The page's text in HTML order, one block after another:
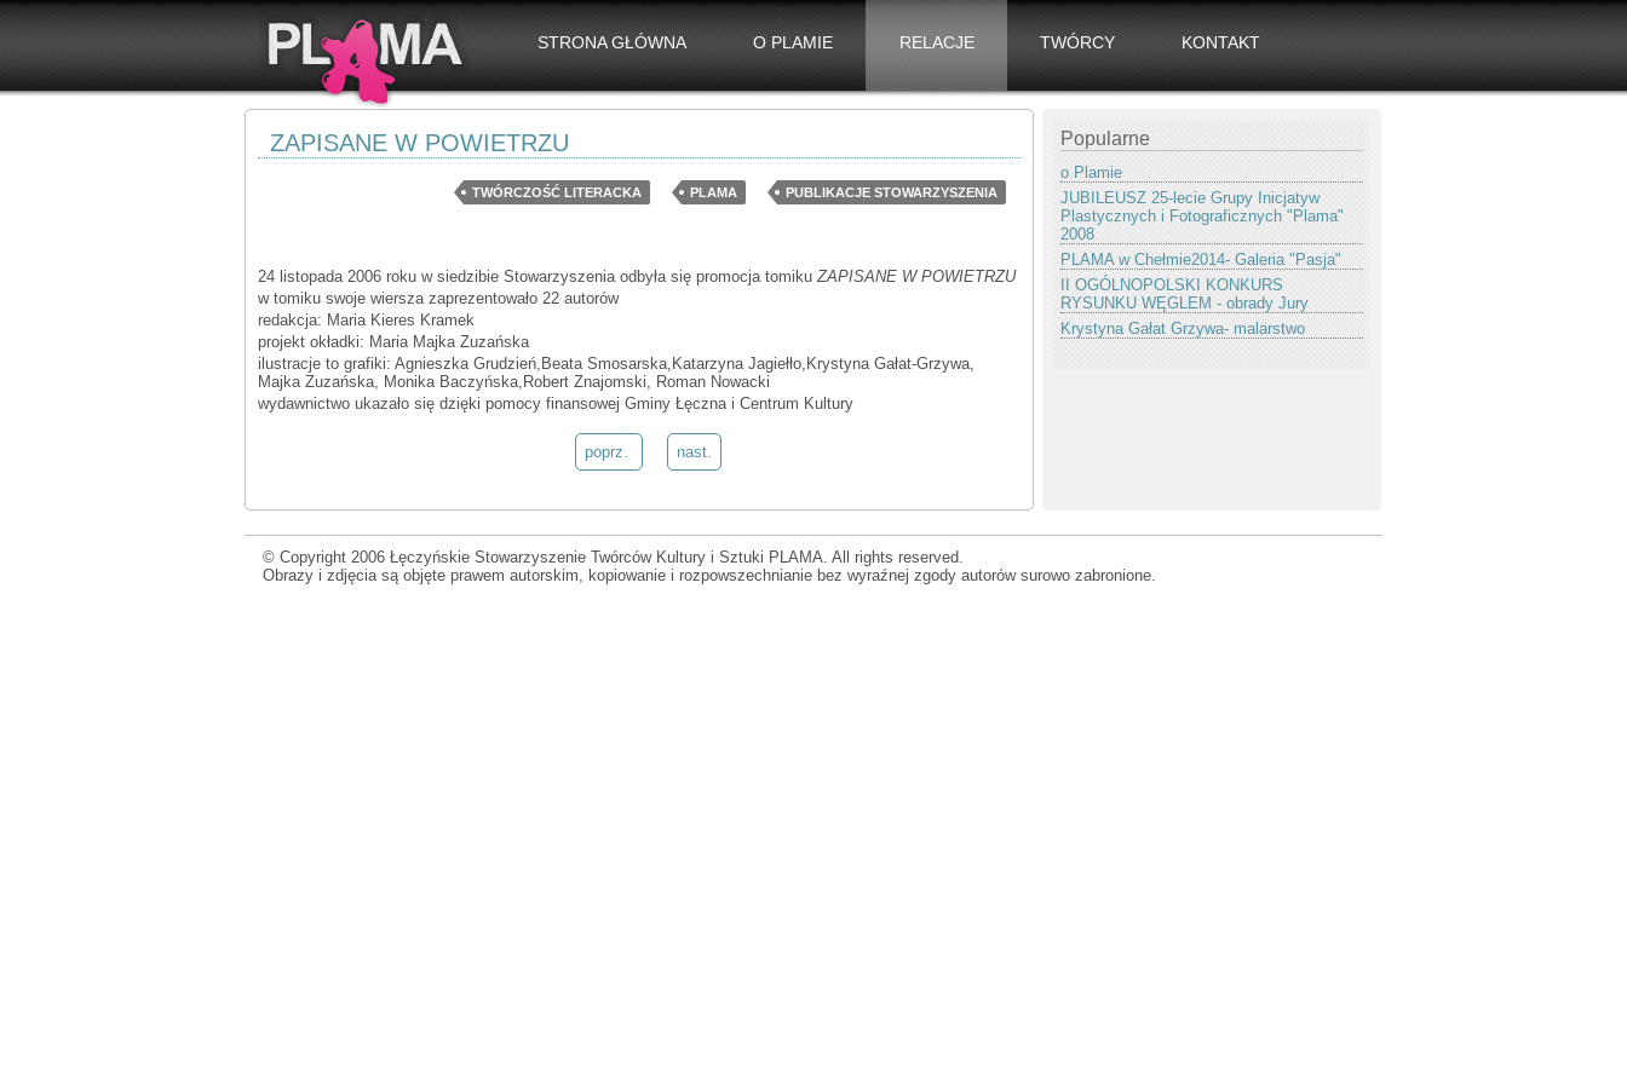
STRONA GŁÓWNA O PLAMIE RELACJE TWÓRCY KONTAKT
ZAPISANE W POWIETRZU
TWÓRCZOŚĆ LITERACKA PLAMA PUBLIKACJE STOWARZYSZENIA
24 listopada 2006 roku w siedzibie Stowarzyszenia odbyła się promocja tomikuZAPISANE W POWIETRZU
w tomiku swoje wiersza zaprezentowało 22 autorów
redakcja: Maria Kieres Kramek
projekt okładki: Maria Majka Zuzańska
ilustracje to grafiki: Agnieszka Grudzień,Beata Smosarska,Katarzyna Jagiełło,Krystyna Gałat-Grzywa,
Majka Zuzańska, Monika Baczyńska,Robert Znajomski, Roman Nowacki
wydawnictwo ukazało się dzięki pomocy finansowej Gminy Łęczna i Centrum Kultury
poprz. nast.
Popularne
o Plamie
JUBILEUSZ 25-lecie Grupy Inicjatyw
Plastycznych i Fotograficznych "Plama"
2008
PLAMA w Chełmie2014- Galeria "Pasja"
II OGÓLNOPOLSKI KONKURS
RYSUNKU WĘGLEM - obrady Jury
Krystyna Gałat Grzywa- malarstwo
© Copyright 2006 Łęczyńskie Stowarzyszenie Twórców Kultury i Sztuki PLAMA. All rights reserved.
Obrazy i zdjęcia są objęte prawem autorskim, kopiowanie i rozpowszechnianie bez wyraźnej zgody autorów surowo zabronione.